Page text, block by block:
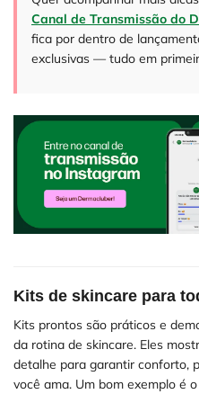
Canal de Transmissão do
fica por dentro de
exclusivas — tudo em
Kits de skincare para
Kits prontos são práticos e
da rotina de skincare. Eles
detalhe para garantir conforto,
você ama. Um bom exemplo é o